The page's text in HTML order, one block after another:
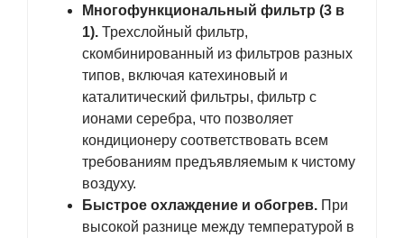
Многофункциональный фильтр (3 в
1). Трехслойный фильтр,
скомбинированный из фильтров разных
типов, включая катехиновый и
каталитический фильтры, фильтр с
ионами серебра, что позволяет
кондиционеру соответствовать всем
требованиям предъявляемым к чистому
воздуху.
Быстрое охлаждение и обогрев. При
высокой разнице между температурой в